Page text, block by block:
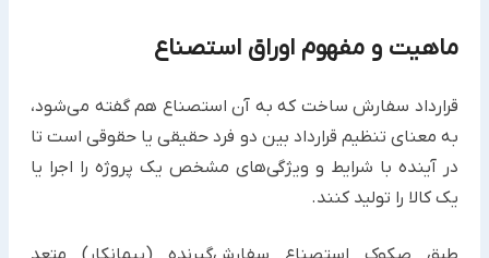
ماهیت و مفهوم اوراق استصناع
قرارداد سفارش ساخت که به آن استصناع هم گفته می‌شود،
به معنای تنظیم قرارداد بین دو فرد حقیقی یا حقوقی است تا
در ‏آینده با شرایط و ویژگی‌های مشخص یک پروژه را اجرا یا
یک کالا را تولید کنند. ‏